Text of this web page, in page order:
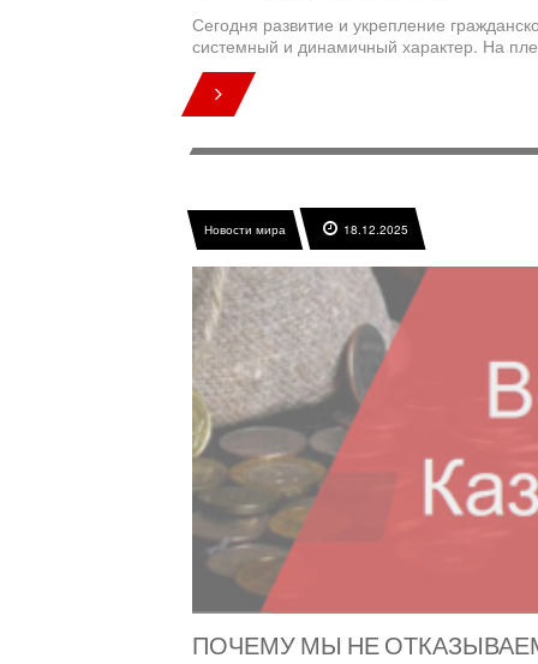
Сегодня развитие и укрепление
системный и динамичный характер. На
Новости мира 18.12.2025
ПОЧЕМУ МЫ НЕ